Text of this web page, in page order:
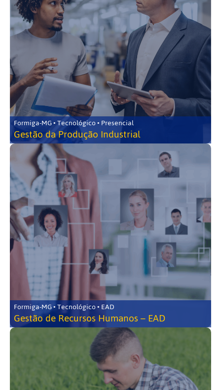
Formiga-MG • Tecnológico • Presencial
Gestão da Produção Industrial
Formiga-MG • Tecnológico • EAD
Gestão de Recursos Humanos – EAD